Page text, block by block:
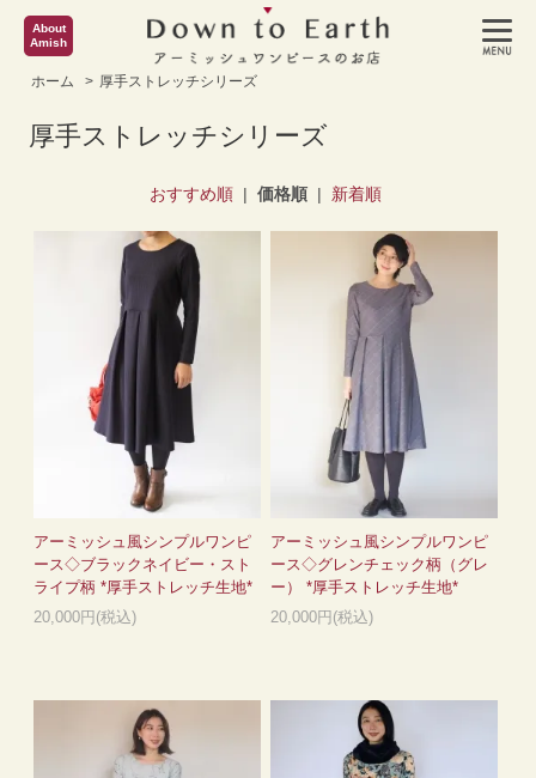
About
Amish
ホーム > 厚手ストレッチシリーズ
厚手ストレッチシリーズ
おすすめ順| 価格順| 新着順
アーミッシュ風シンプルワンピ
ース◇ブラックネイビー・スト
ライプ柄 *厚手ストレッチ生地*
20,000円(税込)
アーミッシュ風シンプルワンピ
ース◇グレンチェック柄（グレ
ー） *厚手ストレッチ生地*
20,000円(税込)